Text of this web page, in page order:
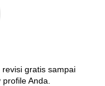
gratis sampai
Anda.